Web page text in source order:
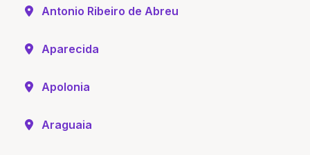
Antonio Ribeiro de Abreu
Aparecida
Apolonia
Araguaia